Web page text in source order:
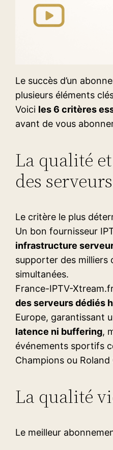
Le succès d’un
plusieurs éléments
Voici les 6 critères
avant de vous
La qualité
des serveurs
Le critère le plus
Un bon fournisseur
infrastructure
supporter des milliers
simultanées.
France-IPTV-
des serveurs dédiés
Europe, garantissant
latence ni buffering,
événements sportifs
Champions ou Roland
La qualité
Le meilleur